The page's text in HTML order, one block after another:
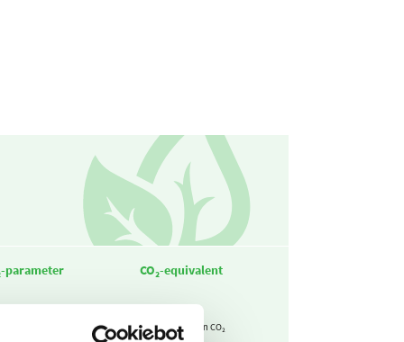
parameter
CO₂-equivalent
433 ton CO₂